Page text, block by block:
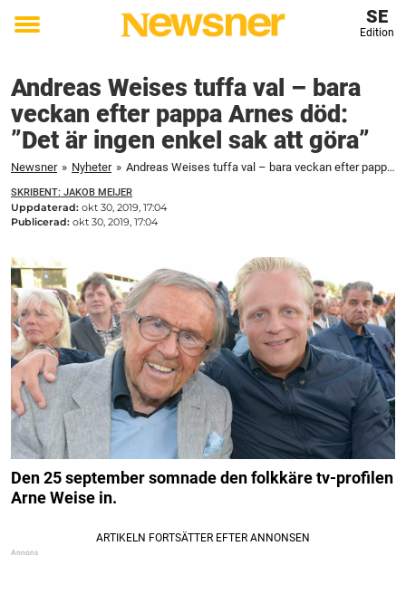
Toggle
SE
Edition
Andreas Weises tuffa val – bara
veckan efter pappa Arnes död:
”Det är ingen enkel sak att göra”
Newsner » Nyheter » Andreas Weises tuffa val – bara veckan efter pappa Arnes död: ”Det är ingen enkel sak att göra”
SKRIBENT: JAKOB MEIJER
Uppdaterad: okt 30, 2019, 17:04
Publicerad: okt 30, 2019, 17:04
Den 25 september somnade den folkkäre tv-profilen
Arne Weise in.